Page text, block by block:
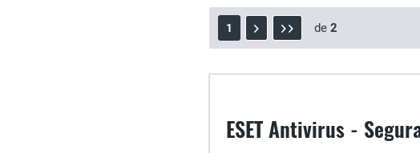
1 de 2
ESET Antivirus -